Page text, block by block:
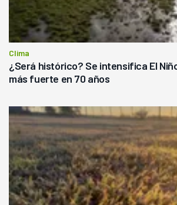
Clima
¿Será histórico? Se intensifica El
más fuerte en 70 años